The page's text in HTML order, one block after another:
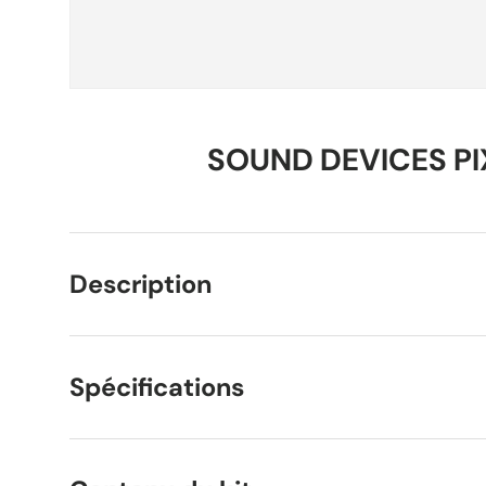
SOUND DEVICES
Description
Spécifications